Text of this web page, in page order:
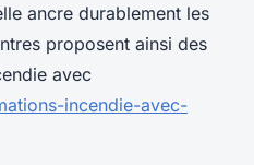
ancre durablement les
proposent ainsi des
avec
incendie-avec-